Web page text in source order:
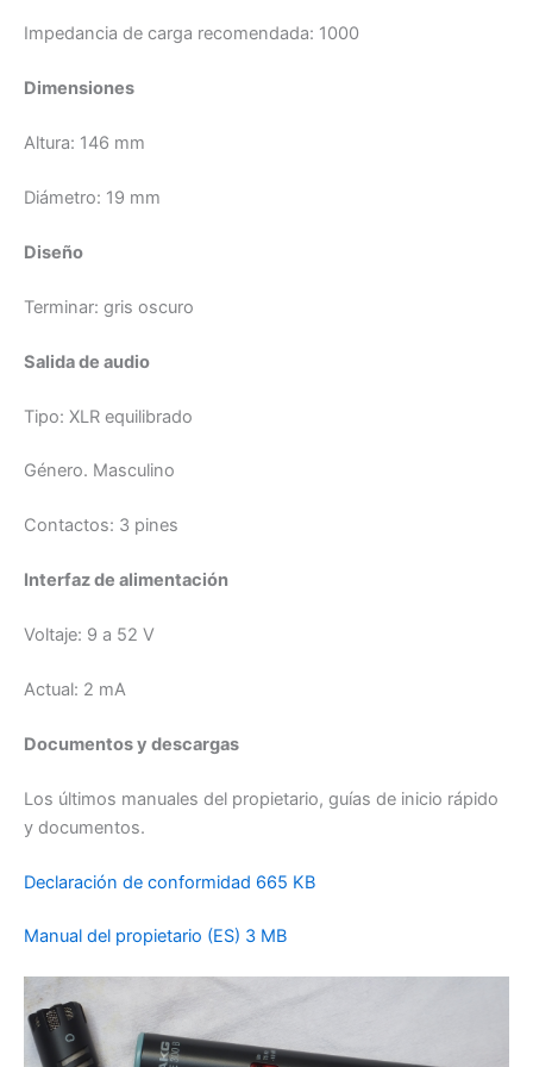
Impedancia de carga recomendada: 1000
Dimensiones
Altura: 146 mm
Diámetro: 19 mm
Diseño
Terminar: gris oscuro
Salida de audio
Tipo: XLR equilibrado
Género. Masculino
Contactos: 3 pines
Interfaz de alimentación
Voltaje: 9 a 52 V
Actual: 2 mA
Documentos y descargas
Los últimos manuales del propietario, guías de inicio rápido
y documentos.
Declaración de conformidad 665 KB
Manual del propietario (ES) 3 MB